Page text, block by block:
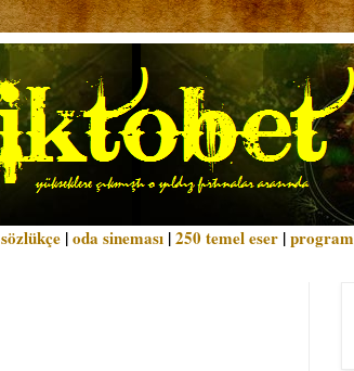
sözlükçe |oda sineması |250 temel eser |program